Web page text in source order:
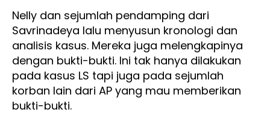
Nelly dan sejumlah pendamping dari
Savrinadeya lalu menyusun kronologi dan
analisis kasus. Mereka juga melengkapinya
dengan bukti-bukti. Ini tak hanya dilakukan
pada kasus LS tapi juga pada sejumlah
korban lain dari AP yang mau memberikan
bukti-bukti.